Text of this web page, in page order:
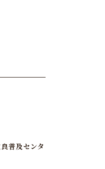
普及センタ